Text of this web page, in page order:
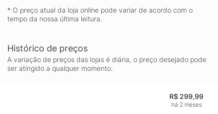
* O preço atual da loja online pode variar de acordo com o
tempo da nossa última leitura.
Histórico de preços
A variação de preços das lojas é diária, o preço desejado pode
ser atingido a qualquer momento.
R$ 299,99
há 2 meses